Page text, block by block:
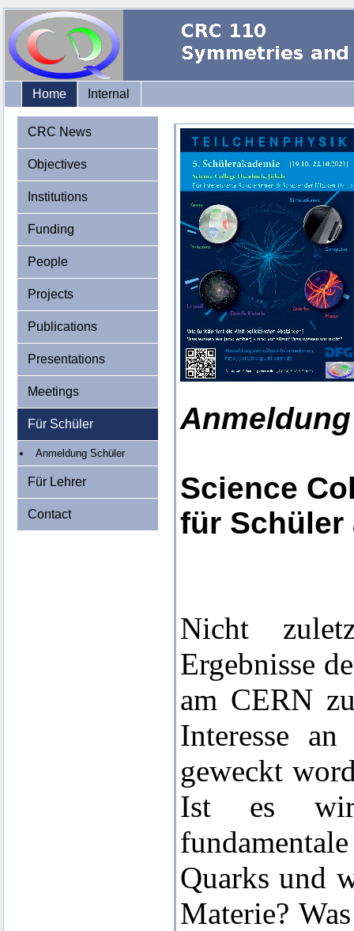
Home Internal
CRC News
Objectives
Institutions
Funding
People
Projects
Publications
Presentations
Meetings
Für Schüler
Anmeldung Schüler
Für Lehrer
Contact
Science
für Schüler
Nicht
Ergebnisse
am CERN
Interesse
geweckt
Ist es
Quarks und
Materie?